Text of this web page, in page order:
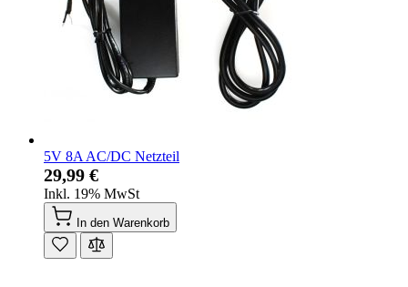
5V 8A AC/DC Netzteil
29,99 €
Inkl. 19% MwSt
In den Warenkorb